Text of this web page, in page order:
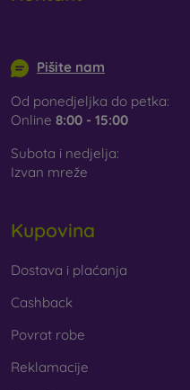
Pišite nam
Od ponedjeljka do petka:
Online 8:00 - 15:00
Subota i nedjelja:
Izvan mreže
Kupovina
Dostava i plaćanja
Cashback
Povrat robe
Reklamacije